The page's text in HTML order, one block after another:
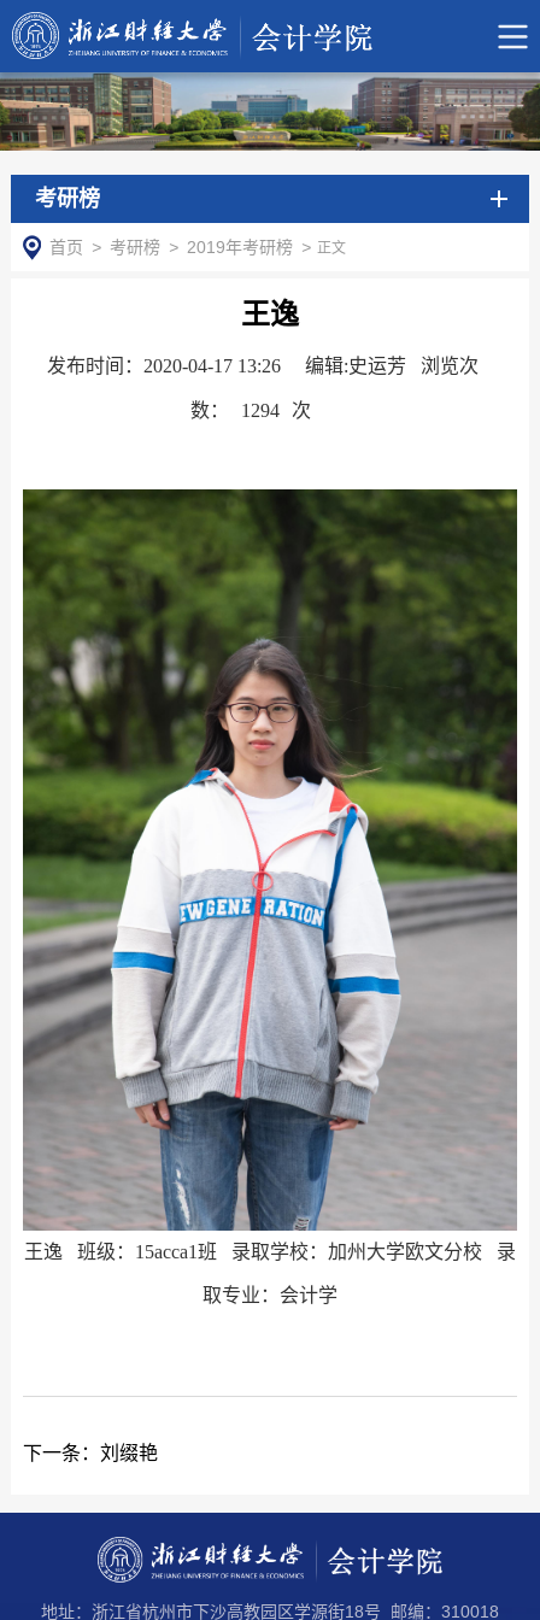
考研榜
首页 > 考研榜 > 2019年考研榜 > 正文
王逸
发布时间：2020-04-17 13:26 编辑:史运芳 浏览次
数： 1294 次
王逸 班级：15acca1班 录取学校：加州大学欧文分校 录
取专业：会计学
下一条： 刘缀艳
地址：浙江省杭州市下沙高教园区学源街18号 邮编：310018